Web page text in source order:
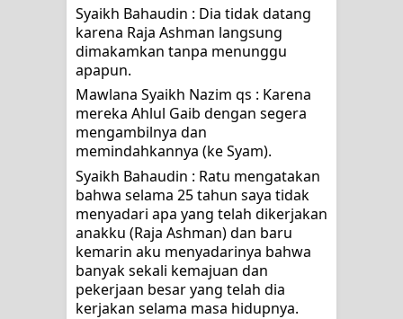
Syaikh Bahaudin : Dia tidak datang
karena Raja Ashman langsung
dimakamkan tanpa menunggu
apapun.
Mawlana Syaikh Nazim qs : Karena
mereka Ahlul Gaib dengan segera
mengambilnya dan
memindahkannya (ke Syam).
Syaikh Bahaudin : Ratu mengatakan
bahwa selama 25 tahun saya tidak
menyadari apa yang telah dikerjakan
anakku (Raja Ashman) dan baru
kemarin aku menyadarinya bahwa
banyak sekali kemajuan dan
pekerjaan besar yang telah dia
kerjakan selama masa hidupnya.